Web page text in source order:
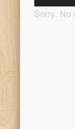
Sorry. No